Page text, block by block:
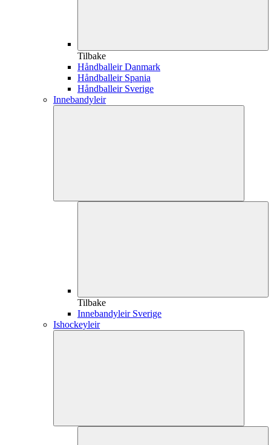
Tilbake
Håndballeir Danmark
Håndballeir Spania
Håndballeir Sverige
Innebandyleir
Tilbake
Innebandyleir Sverige
Ishockeyleir